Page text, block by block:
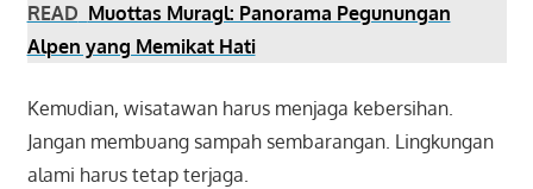
READ Muottas Muragl: Panorama Pegunungan
Alpen yang Memikat Hati
Kemudian, wisatawan harus menjaga kebersihan.
Jangan membuang sampah sembarangan. Lingkungan
alami harus tetap terjaga.